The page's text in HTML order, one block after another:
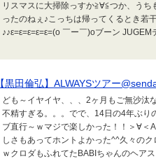
リスマスに大掃除っすか≧∀≦つか、う
ったのねぇ♪こっちは帰ってくるとき若
♪♪ε=ε=ε=ε=ε=(o ￣ー￣)oブーン
【黒田倫弘】ALWAYSツアー
ども～イヤイヤ、、、2ヶ月もご無沙汰
不精すぎる。。。でで、14日の4年ぶり
ブ直行～ｗマジで楽しかった！！＞∀＜
しさもあってホントよかった^^久々の
ｗクロダもふれてたBABIちゃんのヘア